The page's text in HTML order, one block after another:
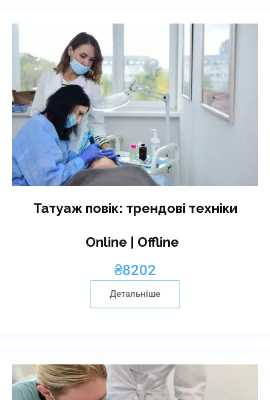
Татуаж повік: трендові техніки
Online | Offline
₴8202
Детальніше